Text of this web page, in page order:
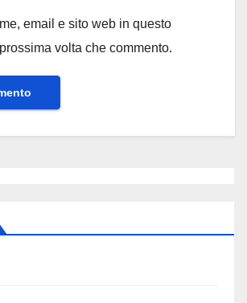
email e sito web in questo
volta che commento.